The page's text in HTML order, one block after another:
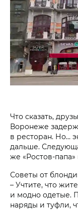
Что сказать,
Воронеже
в ресторан. Но…
дальше.
же «Ростов-
Советы от
– Учтите, что
и модно одетые.
наряды и туфли,